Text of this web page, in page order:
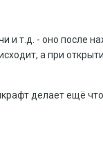
и т.д. - оно после
а при
делает ещё